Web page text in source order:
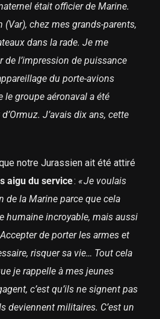
était officier de Marine.
(Var), chez mes grands-parents,
dans la rade. Je me
l’impression de puissance
du porte-avions
le groupe aéronaval a été
J’avais dix ans, cette
notre Jurassien ait été attiré
aigu du service: « Je voulais
de la Marine parce que cela
humaine incroyable, mais aussi
de porter les armes et
risquer sa vie… Tout cela
je rappelle à mes jeunes
c’est qu’ils ne signent pas
deviennent militaires. C’est un